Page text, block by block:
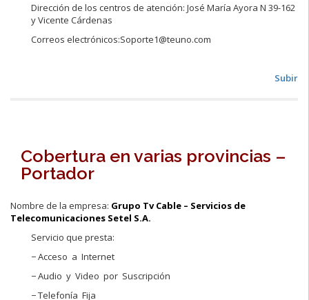
Dirección de los centros de atención: José María Ayora N 39-162
y Vicente Cárdenas
Correos electrónicos:Soporte1@teuno.com
Subir
Cobertura en varias provincias –
Portador
Nombre de la empresa: Grupo Tv Cable – Servicios de
Telecomunicaciones Setel S.A.
Servicio que presta:
− Acceso a Internet
− Audio y Video por Suscripción
− Telefonía Fija